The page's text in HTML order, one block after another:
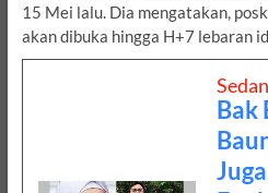
15 Mei lalu. Dia mengatakan,
akan dibuka hingga H+7 lebaran
Bak